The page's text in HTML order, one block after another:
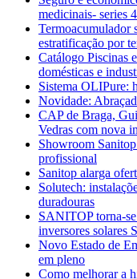
medicinais- series
Termoacumulador
estratificação por
Catálogo Piscinas
domésticas e
Sistema OLIPure:
Novidade:
CAP de Braga,
Vedras com nova
Showroom
profissional
Sanitop alarga
Solutech:
duradouras
SANITOP torna-
inversores solares
Novo Estado de
em pleno
Como melhorar a